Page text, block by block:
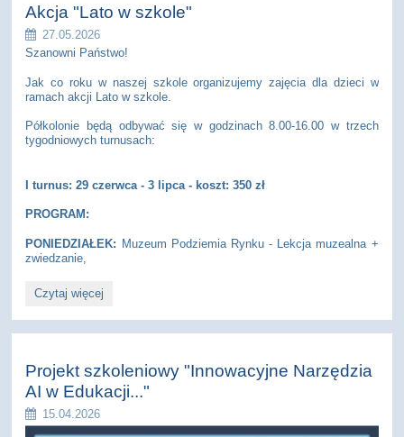
W
KRAKOWIE
W
RAMACH
“KOMUNIKACJA
BEZ
Akcja "Lato w szkole"
27.05.2026
Szanowni Państwo!
Jak co roku w naszej szkole organizujemy zajęcia dla dzieci w
ramach akcji Lato w szkole.
Półkolonie będą odbywać się w godzinach 8.00-16.00 w trzech
tygodniowych turnusach:
I turnus: 29 czerwca - 3 lipca - koszt: 350 zł
PROGRAM:
PONIEDZIAŁEK: Muzeum Podziemia Rynku - Lekcja muzealna +
zwiedzanie,
Akcja
w
szkole":
Czytaj więcej
Projekt szkoleniowy "Innowacyjne Narzędzia
AI w Edukacji..."
15.04.2026